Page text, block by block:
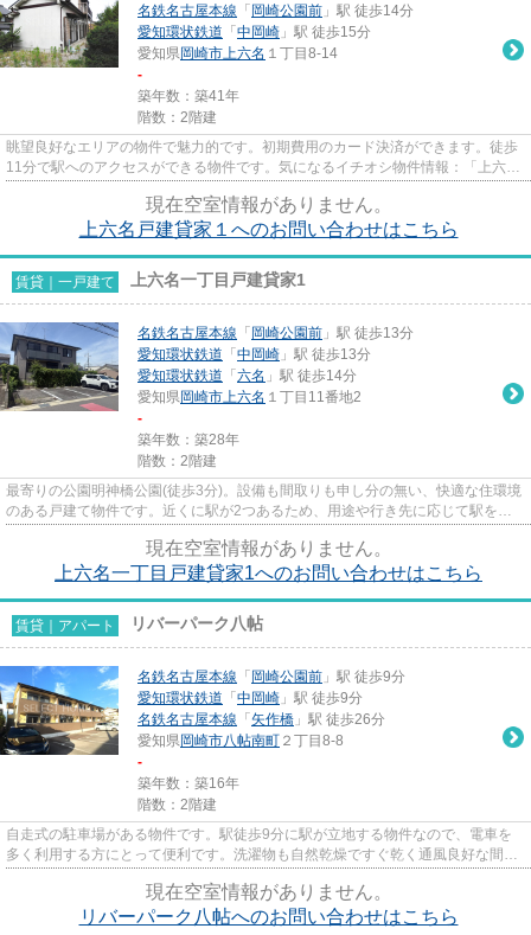
名鉄名古屋本線 「 岡崎公園前 」駅 徒歩14分
愛知環状鉄道 「 中岡崎 」駅 徒歩15分
愛知県岡崎市上六名 １丁目8-14
-
築年数：築41年
階数：2階建
眺望良好なエリアの物件で魅力的です。初期費用のカード決済ができます。徒歩
11分で駅へのアクセスができる物件です。気になるイチオシ物件情報：「上六名
現在空室情報がありません。
上六名戸建貸家１へのお問い合わせはこちら
賃貸｜一戸建て 上六名一丁目戸建貸家1
名鉄名古屋本線 「 岡崎公園前 」駅 徒歩13分
愛知環状鉄道 「 中岡崎 」駅 徒歩13分
愛知環状鉄道 「 六名 」駅 徒歩14分
愛知県岡崎市上六名 １丁目11番地2
-
築年数：築28年
階数：2階建
最寄りの公園明神橋公園(徒歩3分)。設備も間取りも申し分の無い、快適な住環境
のある戸建て物件です。近くに駅が2つあるため、用途や行き先に応じて駅を選
現在空室情報がありません。
上六名一丁目戸建貸家1へのお問い合わせはこちら
賃貸｜アパート リバーパーク八帖
名鉄名古屋本線 「 岡崎公園前 」駅 徒歩9分
愛知環状鉄道 「 中岡崎 」駅 徒歩9分
名鉄名古屋本線 「 矢作橋 」駅 徒歩26分
愛知県岡崎市八帖南町 ２丁目8-8
-
築年数：築16年
階数：2階建
自走式の駐車場がある物件です。駅徒歩9分に駅が立地する物件なので、電車を
多く利用する方にとって便利です。洗濯物も自然乾燥ですぐ乾く通風良好な間取
現在空室情報がありません。
リバーパーク八帖へのお問い合わせはこちら